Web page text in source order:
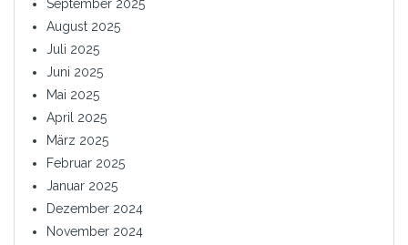
September 2025
August 2025
Juli 2025
Juni 2025
Mai 2025
April 2025
März 2025
Februar 2025
Januar 2025
Dezember 2024
November 2024